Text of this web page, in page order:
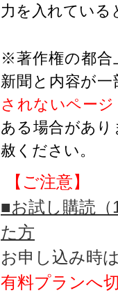
力を入れている
※著作権の都合
新聞と内容が
されないペー
ある場合があ
赦ください。
【ご注意】
■お試し購読
た方
お申し込み時
有料プランへ